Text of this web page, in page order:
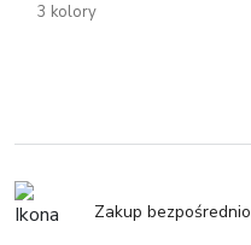
3 kolory
Zakup